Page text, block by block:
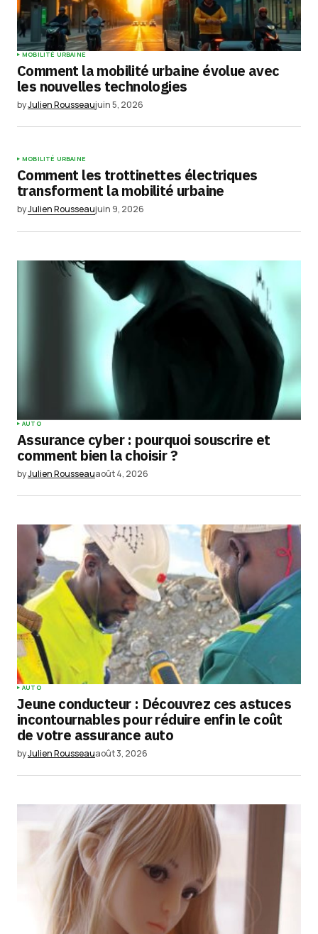
MOBILITÉ URBAINE
Comment la mobilité urbaine évolue avec
les nouvelles technologies
byJulien Rousseaujuin 5, 2026
MOBILITÉ URBAINE
Comment les trottinettes électriques
transforment la mobilité urbaine
byJulien Rousseaujuin 9, 2026
AUTO
Assurance cyber : pourquoi souscrire et
comment bien la choisir ?
byJulien Rousseauaoût 4, 2026
AUTO
Jeune conducteur : Découvrez ces astuces
incontournables pour réduire enfin le coût
de votre assurance auto
byJulien Rousseauaoût 3, 2026